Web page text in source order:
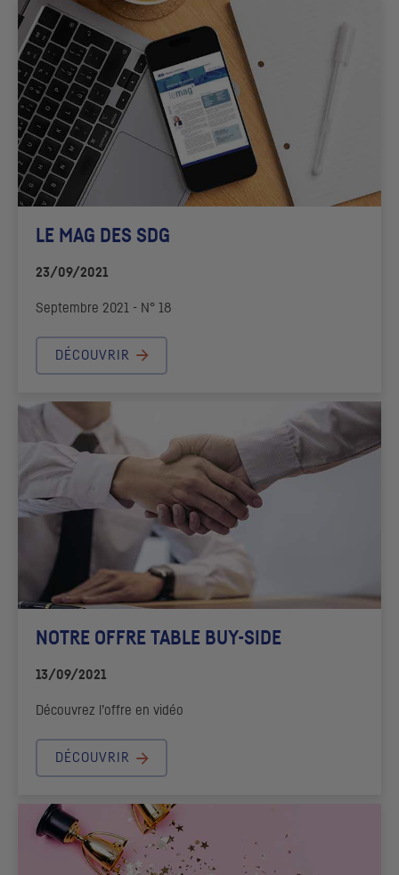
LE MAG DES SDG
23/09/2021
Septembre 2021 - N° 18
DÉCOUVRIR
NOTRE OFFRE TABLE BUY-SIDE
13/09/2021
Découvrez l’offre en vidéo
DÉCOUVRIR